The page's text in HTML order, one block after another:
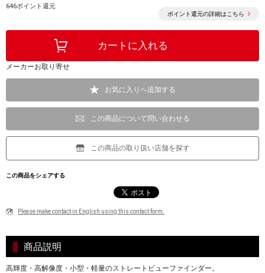
646ポイント還元
ポイント還元の詳細はこちら
メーカーお取り寄せ
お気に入りへ追加する
この商品について問い合わせる
この商品の取り扱い店舗を探す
この商品をシェアする
Please make contact in English using this contact form.
商品説明
高輝度・高解像度・小型・軽量のストレートビューファインダー。